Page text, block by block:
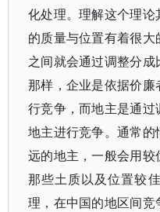
化处理。理解这个理
的质量与位置有着很
之间就会通过调整分
那样，企业是依据价
行竞争，而地主是通
地主进行竞争。通常
远的地主，一般会用
那些土质以及位置较
理，在中国的地区间